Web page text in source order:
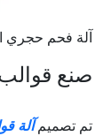
آلة فحم حجري
صنع
تم تصميمآلة